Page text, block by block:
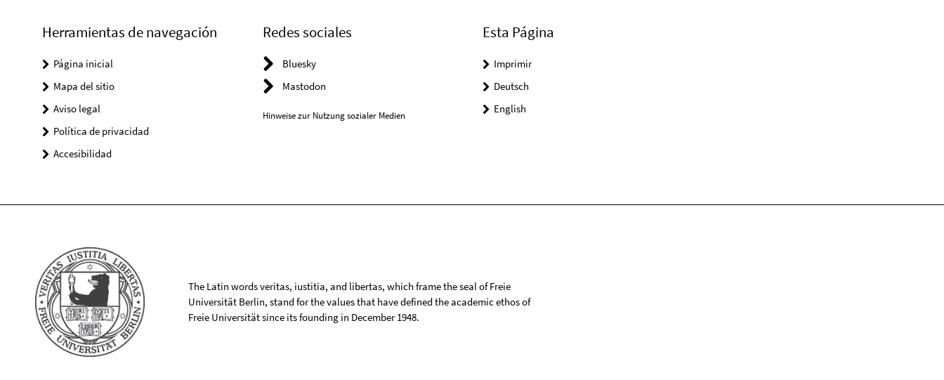
Herramientas de navegación
Página inicial
Mapa del sitio
Aviso legal
Política de privacidad
Accesibilidad
Redes sociales
Bluesky
Mastodon
Hinweise zur Nutzung sozialer Medien
Esta Página
Imprimir
Deutsch
English
The Latin words veritas, iustitia, and libertas, which frame the seal of Freie
Universität Berlin, stand for the values that have defined the academic ethos of
Freie Universität since its founding in December 1948.